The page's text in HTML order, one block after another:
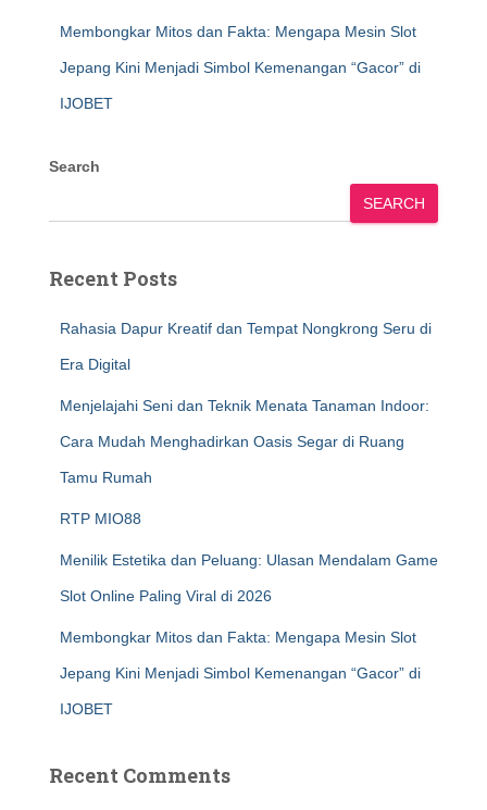
Membongkar Mitos dan Fakta: Mengapa Mesin Slot
Jepang Kini Menjadi Simbol Kemenangan “Gacor” di
IJOBET
Search
SEARCH
Recent Posts
Rahasia Dapur Kreatif dan Tempat Nongkrong Seru di
Era Digital
Menjelajahi Seni dan Teknik Menata Tanaman Indoor:
Cara Mudah Menghadirkan Oasis Segar di Ruang
Tamu Rumah
RTP MIO88
Menilik Estetika dan Peluang: Ulasan Mendalam Game
Slot Online Paling Viral di 2026
Membongkar Mitos dan Fakta: Mengapa Mesin Slot
Jepang Kini Menjadi Simbol Kemenangan “Gacor” di
IJOBET
Recent Comments